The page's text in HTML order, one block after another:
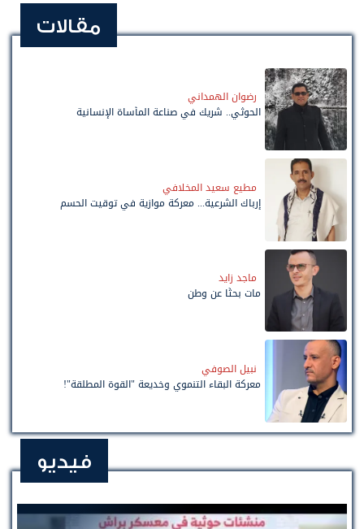
مقالات
رضوان الهمداني
الحوثي.. شريك في صناعة المأساة الإنسانية
مطيع سعيد المخلافي
إرباك الشرعية... معركة موازية في توقيت الحسم
ماجد زايد
مات بحثًا عن وطن
نبيل الصوفي
معركة البقاء التنموي وخديعة "القوة المطلقة"!
فيديو